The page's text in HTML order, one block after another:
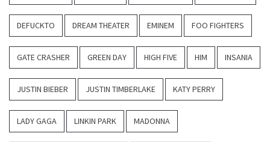
DEFUCKTO DREAM THEATER EMINEM FOO FIGHTERS
GATE CRASHER GREEN DAY HIGH FIVE HIM INSANIA
JUSTIN BIEBER JUSTIN TIMBERLAKE KATY PERRY
LADY GAGA LINKIN PARK MADONNA